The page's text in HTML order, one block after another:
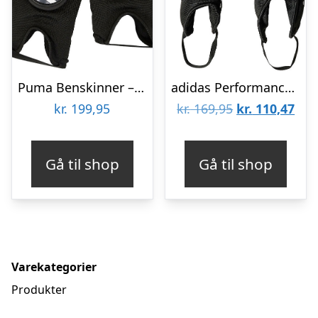
Puma Benskinner – King Ankle – Sort/Hvid
kr. 199,95
Gå til shop
adidas Performance Benskinner – TIRO SG MTC – Sort/Guld/Hvid
kr.169,95 Den
kr. 169,95.
kr. 110,47Den
kr.
Gå til shop
Varekategorier
Produkter